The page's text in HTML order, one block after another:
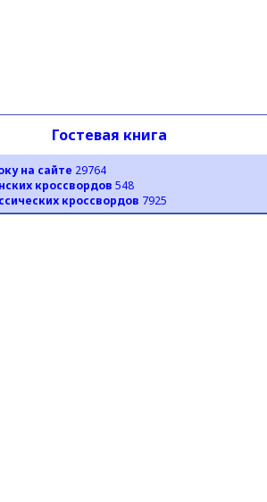
на сайте 29764
кроссвордов 548
кроссвордов 7925
Гостевая книга